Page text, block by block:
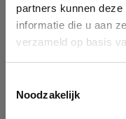
partners kunnen
informatie die u aan
verzameld op basis
Noodzakelijk
You can search a
enterprise ID. When a
form. If you don't find
Ok